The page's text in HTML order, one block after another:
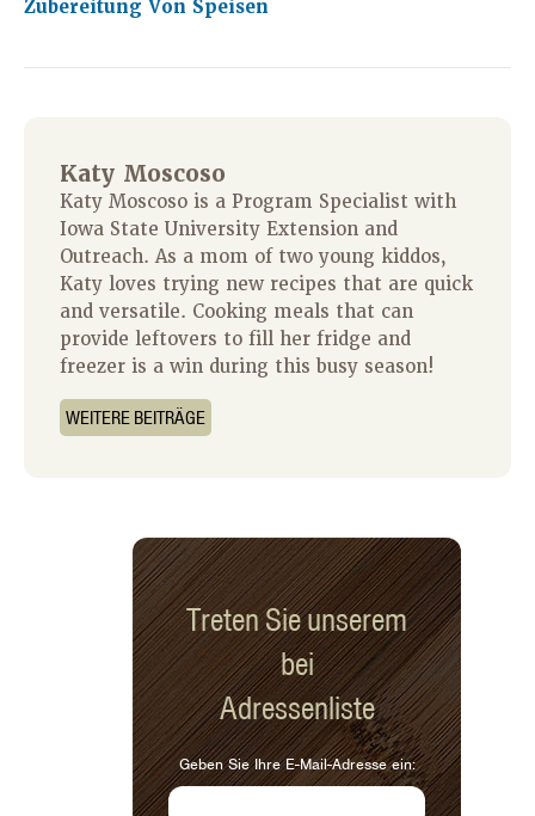
Zubereitung Von Speisen
Katy Moscoso
Katy Moscoso is a Program Specialist with
Iowa State University Extension and
Outreach. As a mom of two young kiddos,
Katy loves trying new recipes that are quick
and versatile. Cooking meals that can
provide leftovers to fill her fridge and
freezer is a win during this busy season!
WEITERE BEITRÄGE
Treten Sie unserem
bei
Adressenliste
Geben Sie Ihre E-Mail-Adresse ein: